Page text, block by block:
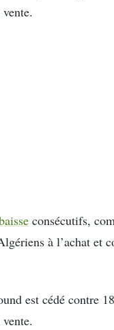
consécutifs,
à l’achat et
est cédé contre